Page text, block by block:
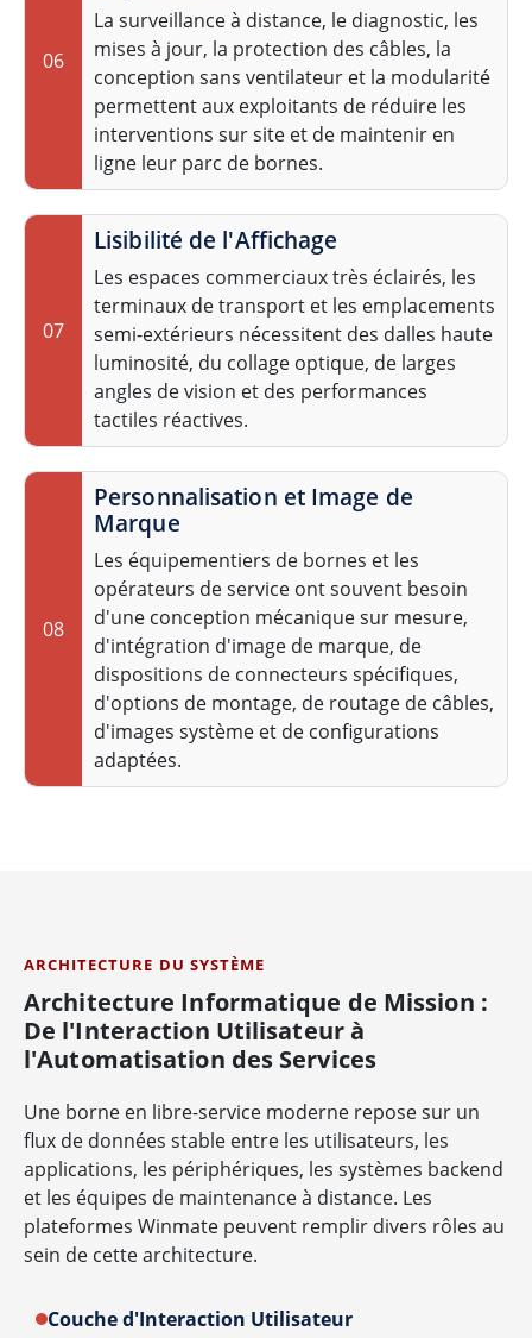
06
La surveillance à distance, le diagnostic, les
mises à jour, la protection des câbles, la
conception sans ventilateur et la modularité
permettent aux exploitants de réduire les
interventions sur site et de maintenir en
ligne leur parc de bornes.
07
Lisibilité de l'Affichage
Les espaces commerciaux très éclairés, les
terminaux de transport et les emplacements
semi-extérieurs nécessitent des dalles haute
luminosité, du collage optique, de larges
angles de vision et des performances
tactiles réactives.
08
Personnalisation et Image de
Marque
Les équipementiers de bornes et les
opérateurs de service ont souvent besoin
d'une conception mécanique sur mesure,
d'intégration d'image de marque, de
dispositions de connecteurs spécifiques,
d'options de montage, de routage de câbles,
d'images système et de configurations
adaptées.
ARCHITECTURE DU SYSTÈME
Architecture Informatique de Mission :
De l'Interaction Utilisateur à
l'Automatisation des Services
Une borne en libre-service moderne repose sur un
flux de données stable entre les utilisateurs, les
applications, les périphériques, les systèmes backend
et les équipes de maintenance à distance. Les
plateformes Winmate peuvent remplir divers rôles au
sein de cette architecture.
Couche d'Interaction Utilisateur